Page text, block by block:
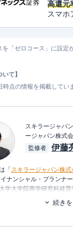
高還元
スマホ
「ゼロコース」に設定
て】
点の情報を掲載してい
スキラージャパ
ージャパン株式
監修者
伊藤
「 スキラージャパン株式
ナンシャル・プランナー
学大学院商学研究科経
証券会社にて営業・経営
層個人の資産設計を中
続き